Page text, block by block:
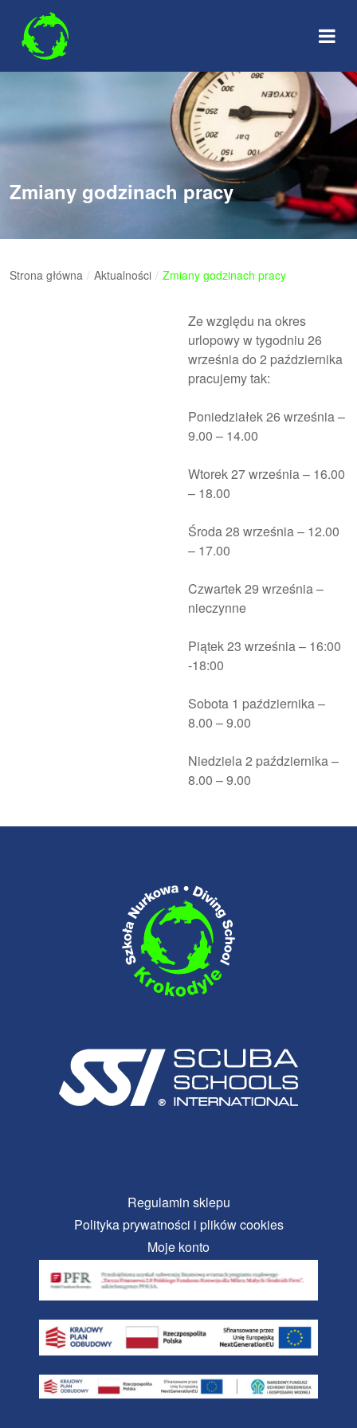
content
Zmiany godzinach pracy
Strona główna / Aktualności / Zmiany godzinach pracy
Ze względu na okres
urlopowy w tygodniu 26
września do 2 października
pracujemy tak:
Poniedziałek 26 września –
9.00 – 14.00
Wtorek 27 września – 16.00
– 18.00
Środa 28 września – 12.00
– 17.00
Czwartek 29 września –
nieczynne
Piątek 23 września – 16:00
-18:00
Sobota 1 października –
8.00 – 9.00
Niedziela 2 października –
8.00 – 9.00
Regulamin sklepu
Polityka prywatności i plików cookies
Moje konto